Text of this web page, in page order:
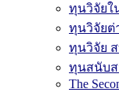
ทุนวิจัยใ
ทุนวิจัยต่
ทุนวิจัย
ทุนสนับส
The